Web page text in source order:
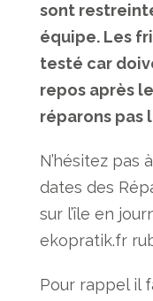
sont
équipe. Les
testé car
repos après
réparons pas
N’hésitez pas
dates des
sur l’île en
ekopratik.fr
Pour rappel il